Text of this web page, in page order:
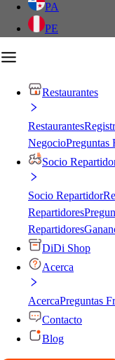
PA
PE
Restaurantes
Restaurantes
NegocioPreguntas
Socio
Socio Repartidor
Repartidores
Repartidores
DiDi Shop
Acerca
AcercaPreguntas
Contacto
Blog